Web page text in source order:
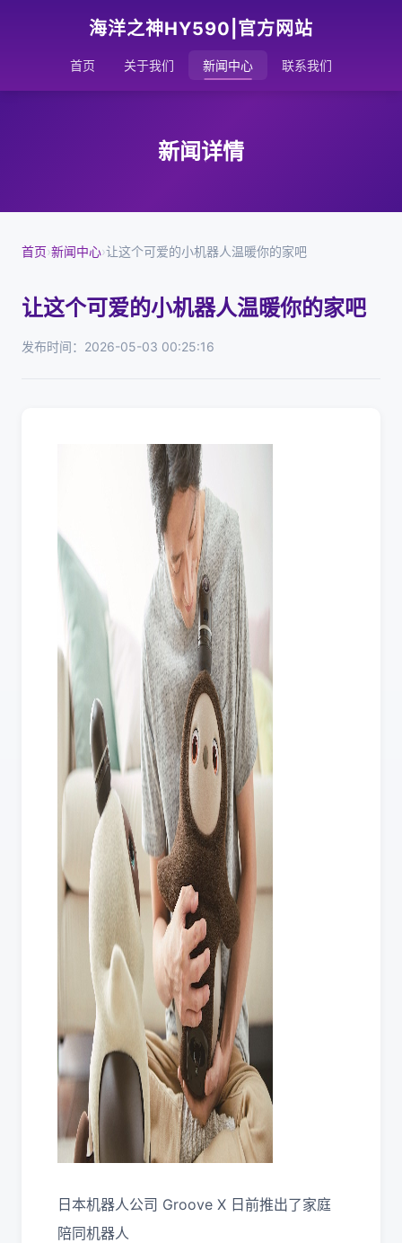
海洋之神HY590|官方网站
首页 关于我们 新闻中心 联系我们
新闻详情
首页›新闻中心›让这个可爱的小机器人温暖你的家吧
让这个可爱的小机器人温暖你的家吧
发布时间：2026-05-03 00:25:16
日本机器人公司 Groove X 日前推出了家庭
陪同机器人